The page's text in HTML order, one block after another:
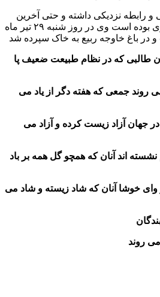
رابطه نزدیکی داشته و حتی آخرین
روز زندگیش نیز در منزل وی بوده است وی در روز شنبه ۲۹ تیر ماه
طالبی که در نظام طبیعت ضعیف پا
روند جمعی که هفته دگر از یاد می
جهان آزاد زیست کرده و آزاد می
اند آنان که همچو گل همه بر باد
وای خوشا آنان که شاد زیسته و شاد می
روند